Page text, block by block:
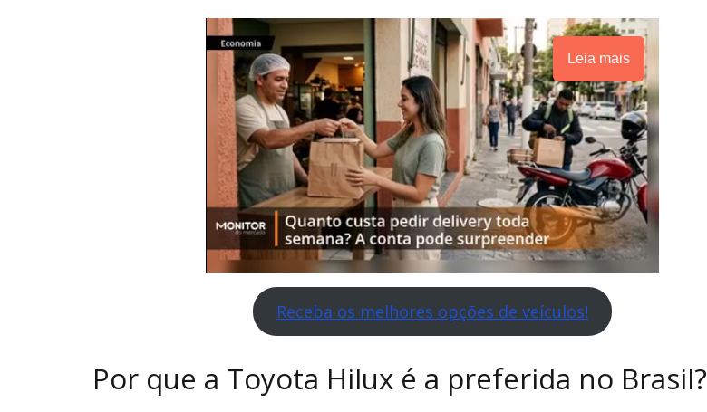
Leia mais
Receba os melhores opções de veículos!
Por que a Toyota Hilux é a preferida no Brasil?